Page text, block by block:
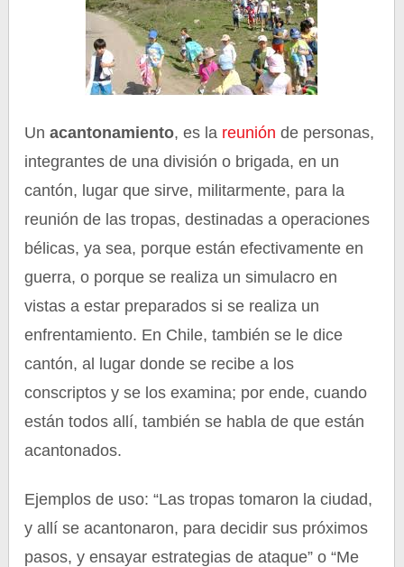
Un acantonamiento, es la reunión de personas,
integrantes de una división o brigada, en un
cantón, lugar que sirve, militarmente, para la
reunión de las tropas, destinadas a operaciones
bélicas, ya sea, porque están efectivamente en
guerra, o porque se realiza un simulacro en
vistas a estar preparados si se realiza un
enfrentamiento. En Chile, también se le dice
cantón, al lugar donde se recibe a los
conscriptos y se los examina; por ende, cuando
están todos allí, también se habla de que están
acantonados.
Ejemplos de uso: “Las tropas tomaron la ciudad,
y allí se acantonaron, para decidir sus próximos
pasos, y ensayar estrategias de ataque” o “Me